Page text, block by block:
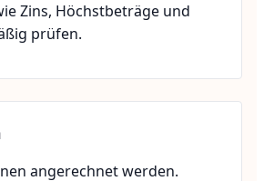
Zins, Höchstbeträge und
prüfen.
angerechnet werden.